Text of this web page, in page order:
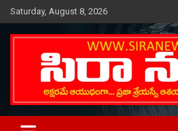
Skip
to
content
Saturday, August 8, 2026
SIRA NEWS
Telugu Online News Daily